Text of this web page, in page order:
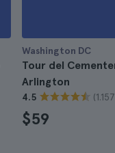
Washington DC
Tour del
Arlington
4.5
$59